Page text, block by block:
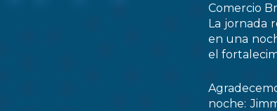
Comercio
La jornada
en una
el
noche: